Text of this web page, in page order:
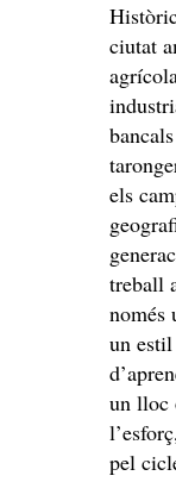
ciutat
els
treball
només
un
un lloc
pel